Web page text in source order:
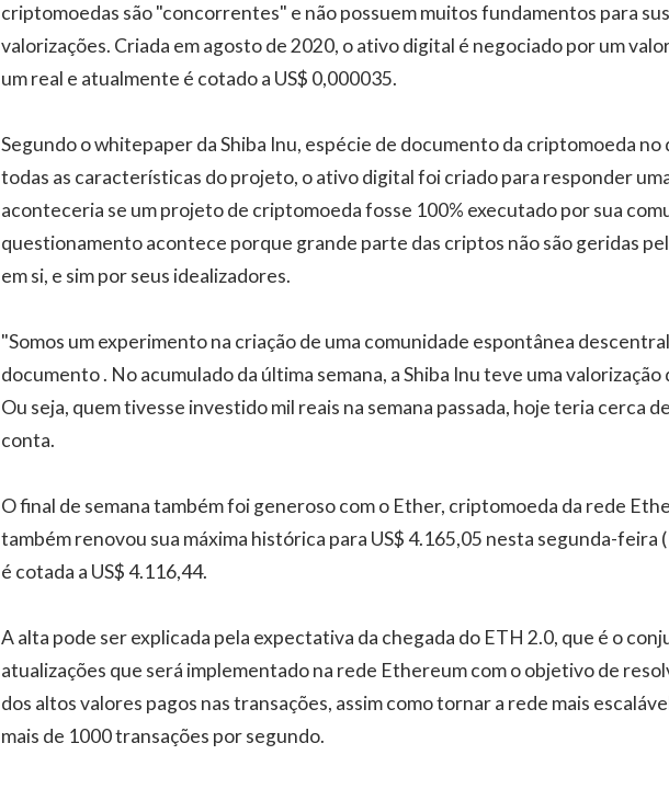
criptomoedas são "concorrentes" e não possuem muitos fundamentos para
valorizações. Criada em agosto de 2020, o ativo digital é negociado por um
um real e atualmente é cotado a US$ 0,000035.
Segundo o whitepaper da Shiba Inu, espécie de documento da criptomoeda no
todas as características do projeto, o ativo digital foi criado para responder
aconteceria se um projeto de criptomoeda fosse 100% executado por sua
questionamento acontece porque grande parte das criptos não são geridas
em si, e sim por seus idealizadores.
"Somos um experimento na criação de uma comunidade espontânea
documento . No acumulado da última semana, a Shiba Inu teve uma valorização
Ou seja, quem tivesse investido mil reais na semana passada, hoje teria cerca
conta.
O final de semana também foi generoso com o Ether, criptomoeda da rede
também renovou sua máxima histórica para US$ 4.165,05 nesta segunda-feira
é cotada a US$ 4.116,44.
A alta pode ser explicada pela expectativa da chegada do ETH 2.0, que é o
atualizações que será implementado na rede Ethereum com o objetivo de
dos altos valores pagos nas transações, assim como tornar a rede mais
mais de 1000 transações por segundo.